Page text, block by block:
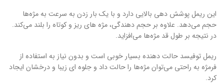
این ریمل پوشش دهی بالایی دارد و با یک بار زدن به سرعت به مژه‌ها
حجم می‌دهد. علاوه بر حجم دهندگی، مژه های ریز و کوتاه را بلند می‌کند.
در نتیجه بر طول قد مژه‌ها می‌افزاید.
ریمل توفیسد حالت دهنده بسیار خوبی است و بدون نیاز به استفاده از
فرمژه به راحتی می‌توان مژه‌ها را حالت داد و جلوه ای زیبا و درخشان ایجاد
کرد.